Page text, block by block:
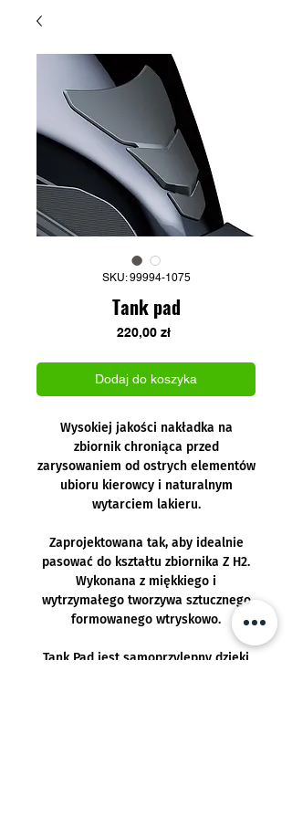
SKU: 99994-1075
Tank pad
220,00 złCena
Dodaj do koszyka
Wysokiej jakości nakładka na
zbiornik chroniąca przed
zarysowaniem od ostrych elementów
ubioru kierowcy i naturalnym
wytarciem lakieru.
Zaprojektowana tak, aby idealnie
pasować do kształtu zbiornika Z H2.
Wykonana z miękkiego i
wytrzymałego tworzywa sztucznego
formowanego wtryskowo.
Tank Pad jest samoprzylepny dzięki